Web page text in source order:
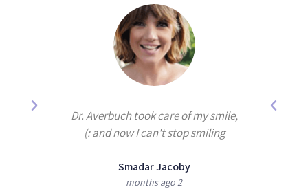
Dr. Averbuch took care of my smile,
and now I can't stop smiling :)
Smadar Jacoby
2 months ago
by